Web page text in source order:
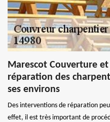
Marescot Couverture
réparation des
ses environs
Des interventions de réparation
effet, il est très important de